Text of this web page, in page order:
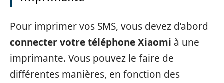
Pour imprimer vos SMS, vous devez d’abord
connecter votre téléphone Xiaomi à une
imprimante. Vous pouvez le faire de
différentes manières, en fonction des